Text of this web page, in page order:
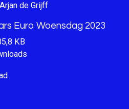
de Grijff
Euro Woensdag 2023
KB